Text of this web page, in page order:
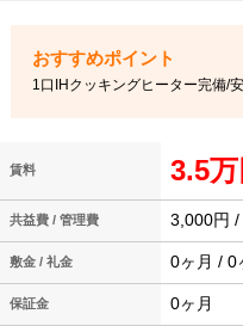
1口IHクッキングヒーター完備/
賃料 3.5万
共益費 / 管理費 3,000円 /
敷金 / 礼金 0ヶ月 / 0
保証金 0ヶ月